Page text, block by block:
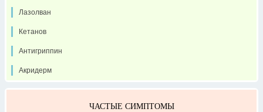
Лазолван
Кетанов
Антигриппин
Акридерм
ЧАСТЫЕ СИМПТОМЫ